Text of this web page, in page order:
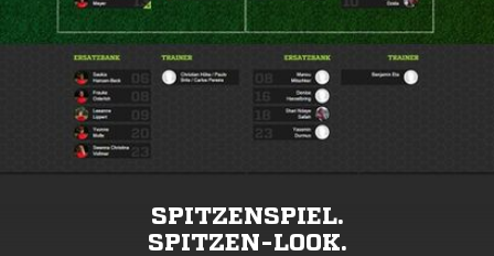
SPITZENSPIEL.
SPITZEN-LOOK.